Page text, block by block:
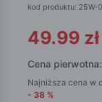
kod produktu: 25W-
49.99 zł
Cena pierwotna:
Najniższa cena w
- 38 %